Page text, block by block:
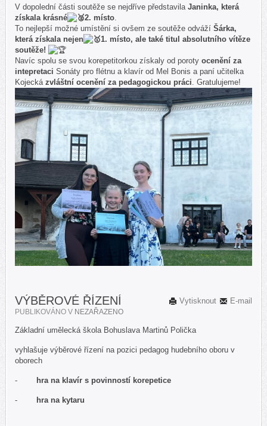
V dopolední části soutěže se nejdříve představila Janinka, která
získala krásné
2. místo
To nejlepší možné umístění si ovšem ze soutěže odváží Šárka,
která získala nejen
1. místo, ale také titul absolutního vítěze
soutěže!
Navíc spolu se svou korepetitorkou získaly od poroty ocenění za
intepretaci Sonáty pro flétnu a klavír od Mel Bonis a paní učitelka
Kojecká zvláštní ocenění za pedagogickou práci . Gratulujeme!
E-mail
Vytisknout
VÝBĚROVÉ ŘÍZENÍ
PUBLIKOVÁNO V NEZAŘAZENO
Základní umělecká škola Bohuslava Martinů Polička
vyhlašuje výběrové řízení na pozici pedagog hudebního oboru v
oborech
- hra na klavír s povinností korepetice
- hra na kytaru